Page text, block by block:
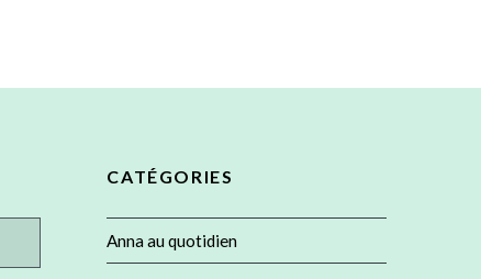
CATÉGORIES
Anna au quotidien